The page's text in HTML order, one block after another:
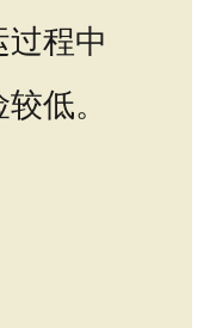
程中
低。